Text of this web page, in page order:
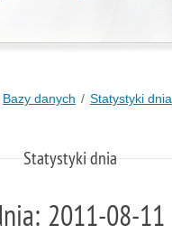
Bazy danych Statystyki dnia
Statystyki dnia
2011-08-11